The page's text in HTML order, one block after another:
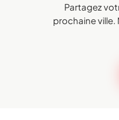
Partagez
prochaine ville.